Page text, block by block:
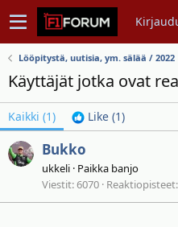
Lööpitystä, uutisia, ym. sälää / 2022
Käyttäjät jotka ovat
Kaikki (1) Like (1)
Bukko
ukkeli · Paikka banjo
Viestit 6070 Reaktiopisteet